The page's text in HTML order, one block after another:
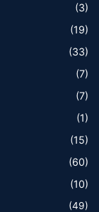
(3)
(19)
(33)
(7)
(7)
(1)
(15)
(60)
(10)
(49)